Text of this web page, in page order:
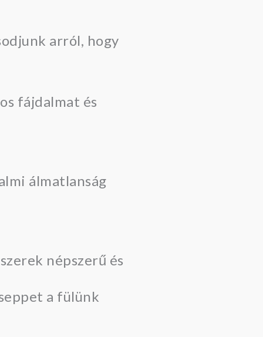
arról, hogy
fájdalmat és
álmatlanság
népszerű és
a fülünk